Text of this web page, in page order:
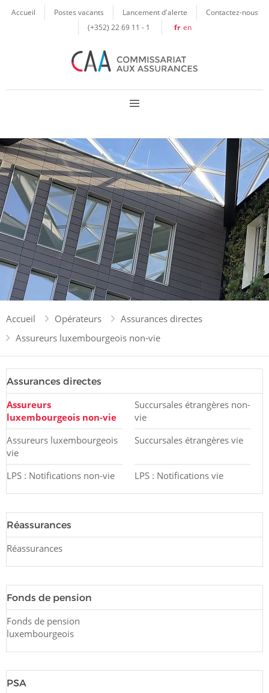
Accueil Postes vacants Lancement d'alerte
Contactez-nous
(+352) 22 69 11 - 1
fr en
Accueil Opérateurs
Assurances directes
Assureurs luxembourgeois non-vie
Assurances directes
Assureurs
luxembourgeois non-vie
Succursales étrangères non-
vie
Assureurs luxembourgeois
vie
Succursales étrangères vie
LPS : Notifications non-vie LPS : Notifications vie
Réassurances
Réassurances
Fonds de pension
Fonds de pension
luxembourgeois
PSA
Panneau de gestion des cookies